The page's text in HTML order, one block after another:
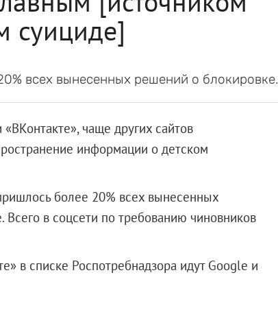
суициде]
всех вынесенных решений о блокировке.
чаще других сайтов
информации о детском
более 20% всех вынесенных
в соцсети по требованию чиновников
в списке Роспотребнадзора идут Google и